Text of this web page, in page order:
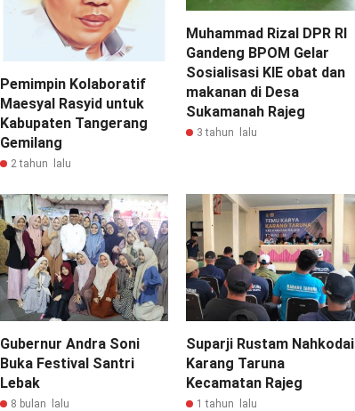
Pemimpin Kolaboratif
Maesyal Rasyid untuk
Kabupaten Tangerang
Gemilang
2 tahun lalu
Muhammad Rizal DPR RI
Gandeng BPOM Gelar
Sosialisasi KIE obat dan
makanan di Desa
Sukamanah Rajeg
3 tahun lalu
Gubernur Andra Soni
Buka Festival Santri
Lebak
8 bulan lalu
Suparji Rustam Nahkodai
Karang Taruna
Kecamatan Rajeg
1 tahun lalu